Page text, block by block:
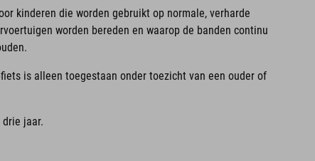
kinderen die worden gebruikt op normale, verharde
worden bereden en waarop de banden continu
is alleen toegestaan onder toezicht van een ouder of
jaar.